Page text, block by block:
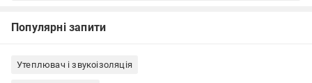
Популярні запити
Утеплювач і звукоізоляція